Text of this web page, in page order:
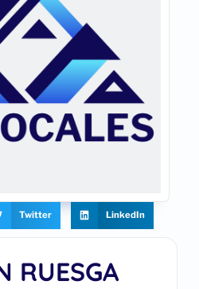
RUESGA
Twitter LinkedIn